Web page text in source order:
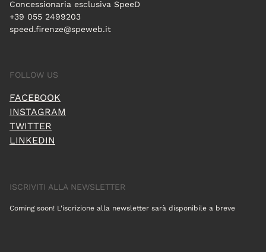
Concessionaria esclusiva SpeeD
+39 055 2499203
speed.firenze@speweb.it
FOLLOW US
FACEBOOK
INSTAGRAM
TWITTER
LINKEDIN
ISCRIVITI ALLA NEWSLETTER
Coming soon! L'iscrizione alla newsletter sarà disponibile a breve